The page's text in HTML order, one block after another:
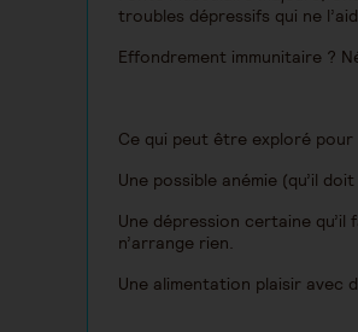
troubles dépressifs qui ne
Effondrement immunitaire ?
Ce qui peut être exploré pour
Une possible anémie (qu’il
Une dépression certaine
n’arrange rien.
Une alimentation plaisir avec